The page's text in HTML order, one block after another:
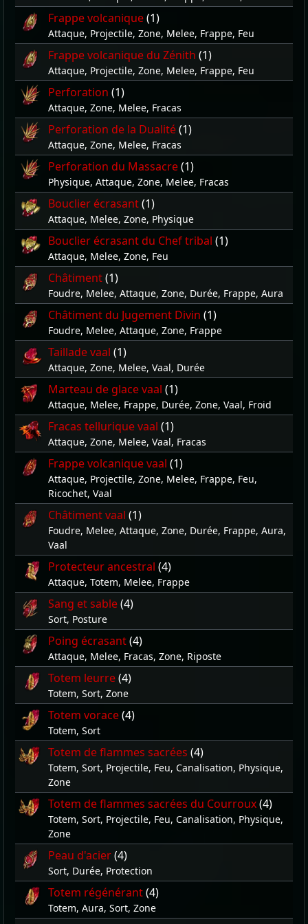
Frappe volcanique(1)
Attaque, Projectile, Zone, Melee, Frappe, Feu
Frappe volcanique du Zénith (1)
Attaque, Projectile, Zone, Melee, Frappe, Feu
Perforation (1)
Attaque, Zone, Melee, Fracas
Perforation de la Dualité(1)
Attaque, Zone, Melee, Fracas
Perforation du Massacre(1)
Physique, Attaque, Zone, Melee, Fracas
Bouclier écrasant(1)
Attaque, Melee, Zone, Physique
Bouclier écrasant du Chef tribal (1)
Attaque, Melee, Zone, Feu
Châtiment(1)
Foudre, Melee, Attaque, Zone, Durée, Frappe, Aura
Châtiment du Jugement Divin (1)
Foudre, Melee, Attaque, Zone, Frappe
Taillade vaal (1)
Attaque, Zone, Melee, Vaal, Durée
Marteau de glace vaal (1)
Attaque, Melee, Frappe, Durée, Zone, Vaal, Froid
Fracas tellurique vaal (1)
Attaque, Zone, Melee, Vaal, Fracas
Frappe volcanique vaal (1)
Attaque, Projectile, Zone, Melee, Frappe, Feu,
Ricochet, Vaal
Châtiment vaal (1)
Foudre, Melee, Attaque, Zone, Durée, Frappe, Aura,
Vaal
Protecteur ancestral (4)
Attaque, Totem, Melee, Frappe
Sang et sable(4)
Sort, Posture
Poing écrasant(4)
Attaque, Melee, Fracas, Zone, Riposte
Totem leurre(4)
Totem, Sort, Zone
Totem vorace(4)
Totem, Sort
Totem de flammes sacrées (4)
Totem, Sort, Projectile, Feu, Canalisation, Physique,
Zone
Totem de flammes sacrées du Courroux(4)
Totem, Sort, Projectile, Feu, Canalisation, Physique,
Zone
Peau d'acier(4)
Sort, Durée, Protection
Totem régénérant(4)
Totem, Aura, Sort, Zone